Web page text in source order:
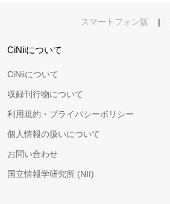
スマートフォン版 |
CiNiiについて
CiNiiについて
収録刊行物について
利用規約・プライバシーポリシー
個人情報の扱いについて
お問い合わせ
国立情報学研究所 (NII)